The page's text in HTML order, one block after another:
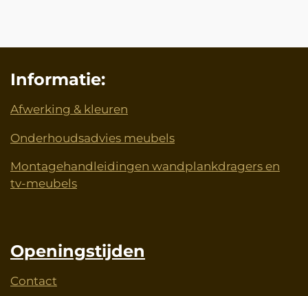
Informatie:
Afwerking & kleuren
Onderhoudsadvies meubels
Montagehandleidingen wandplankdragers en
tv-meubels
Openingstijden
Contact